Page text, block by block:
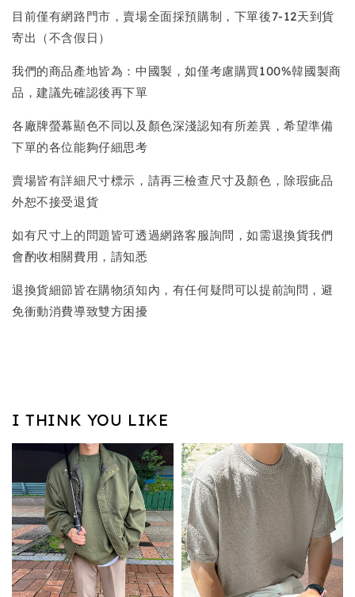
目前僅有網路門市，賣場全面採預購制，下單後7-12天到貨
寄出（不含假日）
我們的商品產地皆為：中國製，如僅考慮購買100%韓國製商
品，建議先確認後再下單
各廠牌螢幕顯色不同以及顏色深淺認知有所差異，希望準備
下單的各位能夠仔細思考
賣場皆有詳細尺寸標示，請再三檢查尺寸及顏色，除瑕疵品
外恕不接受退貨
如有尺寸上的問題皆可透過網路客服詢問，如需退換貨我們
會酌收相關費用，請知悉
退換貨細節皆在購物須知內，有任何疑問可以提前詢問，避
免衝動消費導致雙方困擾
I THINK YOU LIKE